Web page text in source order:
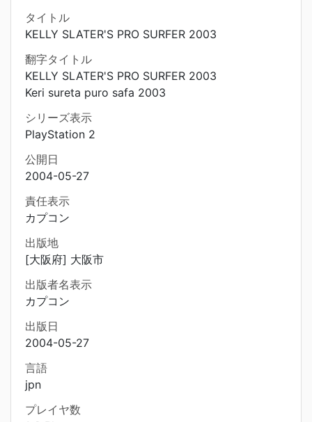
タイトル
KELLY SLATER'S PRO SURFER 2003
翻字タイトル
KELLY SLATER'S PRO SURFER 2003
Keri sureta puro safa 2003
シリーズ表示
PlayStation 2
公開日
2004-05-27
責任表示
カプコン
出版地
[大阪府] 大阪市
出版者名表示
カプコン
出版日
2004-05-27
言語
jpn
プレイヤ数